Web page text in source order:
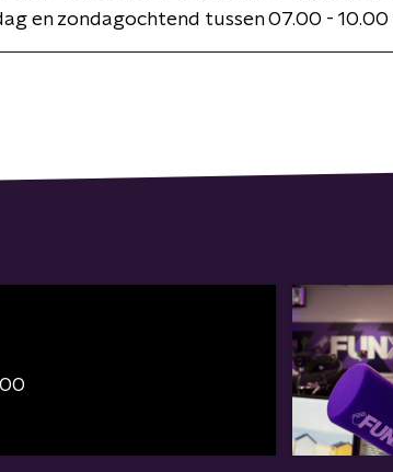
en zondagochtend tussen 07.00 - 10.00